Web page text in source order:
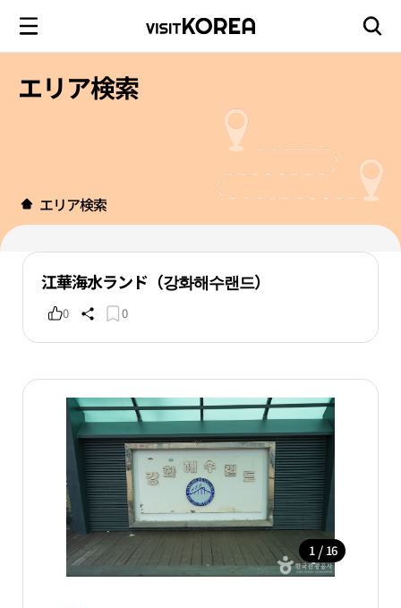
エリア検索
エリア検索
江華海水ランド（강화해수랜드）
0 0
1 / 16